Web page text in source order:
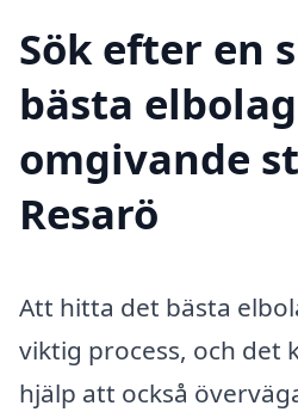
Sök efter en
bästa
omgivande
Resarö
Att hitta det bästa
viktig process, och det
hjälp att också